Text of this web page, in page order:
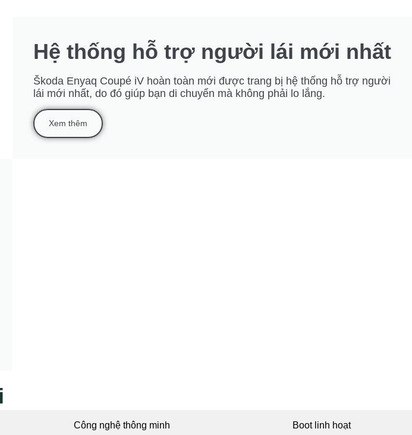
Hệ thống hỗ trợ người lái mới nhất
Škoda Enyaq Coupé iV hoàn toàn mới được trang bị hệ thống hỗ trợ người
lái mới nhất, do đó giúp bạn di chuyển mà không phải lo lắng.
Xem thêm
Công nghệ thông minh Boot linh hoạt